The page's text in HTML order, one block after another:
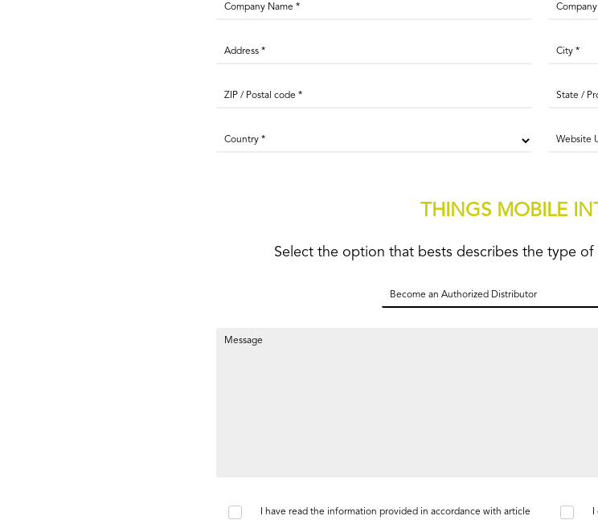
THINGS MOBILE
Select the option that bests describes the type
I have read the information provided in accordance with article